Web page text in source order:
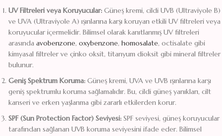
UV Filtreleri veya Koruyucular: Güneş kremi, cildi UVB (Ultraviyole B)
ve UVA (Ultraviyole A) ışınlarına karşı koruyan etkili UV filtreleri veya
koruyucular içermelidir. Bilimsel olarak kanıtlanmış UV filtreleri
arasında avobenzone, oxybenzone, homosalate, octisalate gibi
kimyasal filtreler ve çinko oksit, titanyum dioksit gibi mineral filtreler
bulunur.
Geniş Spektrum Koruma: Güneş kremi, UVA ve UVB ışınlarına karşı
geniş spektrumlu koruma sağlamalıdır. Bu, cildi güneş yanıkları, cilt
kanseri ve erken yaşlanma gibi zararlı etkilerden korur.
SPF (Sun Protection Factor) Seviyesi: SPF seviyesi, güneş koruyucular
tarafından sağlanan UVB koruma seviyesini ifade eder. Bilimsel